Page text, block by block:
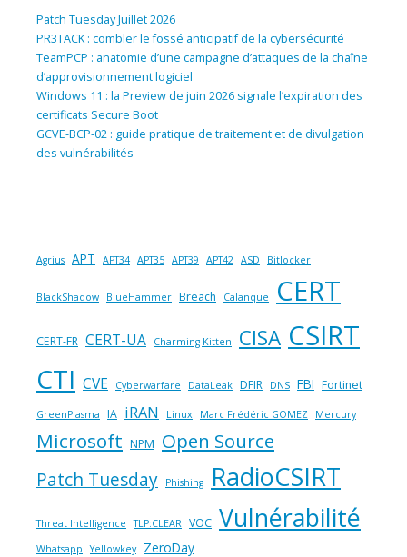
Patch Tuesday Juillet 2026
PR3TACK : combler le fossé anticipatif de la cybersécurité
TeamPCP : anatomie d’une campagne d’attaques de la chaîne
d’approvisionnement logiciel
Windows 11 : la Preview de juin 2026 signale l’expiration des
certificats Secure Boot
GCVE-BCP-02 : guide pratique de traitement et de divulgation
des vulnérabilités
Agrius APT APT34 APT35 APT39 APT42 ASD Bitlocker
BlackShadow BlueHammer Breach Calanque CERT
CERT-FR CERT-UA Charming Kitten CISA CSIRT
CTI CVE Cyberwarfare DataLeak DFIR DNS FBI Fortinet
GreenPlasma IA iRAN Linux Marc Frédéric GOMEZ Mercury
Microsoft NPM Open Source
Patch Tuesday Phishing RadioCSIRT
Threat Intelligence TLP:CLEAR VOC Vulnérabilité
Whatsapp Yellowkey ZeroDay